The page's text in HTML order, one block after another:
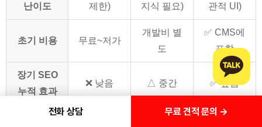
난이도
제한)
지식 필요)
관적 UI)
초기 비용 무료~저가
개발비 별
도
✅ CMS에
포함
장기 SEO
누적 효과
❌ 낮음 △ 중간 ✅ 높음
전화 상담 무료 견적 문의 →